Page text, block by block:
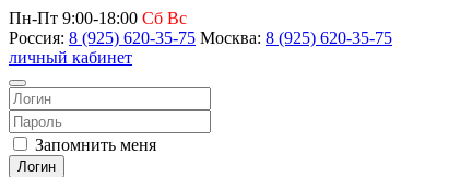
Пн-Пт 9:00-18:00 Сб Вс
Россия: 8 (925) 620-35-75 Москва: 8 (925) 620-35-75
личный кабинет
Запомнить меня
Логин